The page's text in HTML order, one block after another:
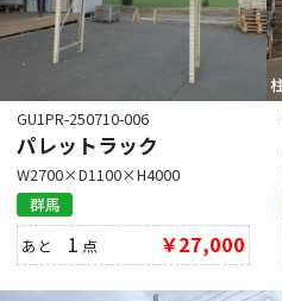
GU1PR-250710-006
パレットラック
W2700×D1100×H4000
群馬
あと 1 点 ￥27,000